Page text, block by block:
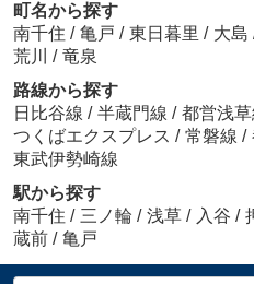
町名から探す
南千住 / 亀戸 / 東日暮里 / 大島
荒川 / 竜泉
路線から探す
日比谷線 / 半蔵門線 / 都営浅草
つくばエクスプレス / 常磐線 /
東武伊勢崎線
駅から探す
南千住 / 三ノ輪 / 浅草 / 入谷 /
蔵前 / 亀戸